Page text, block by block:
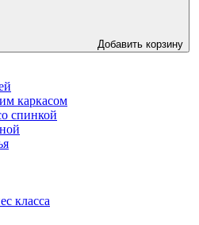
Добавить корзину
каркасом
спинкой
класса